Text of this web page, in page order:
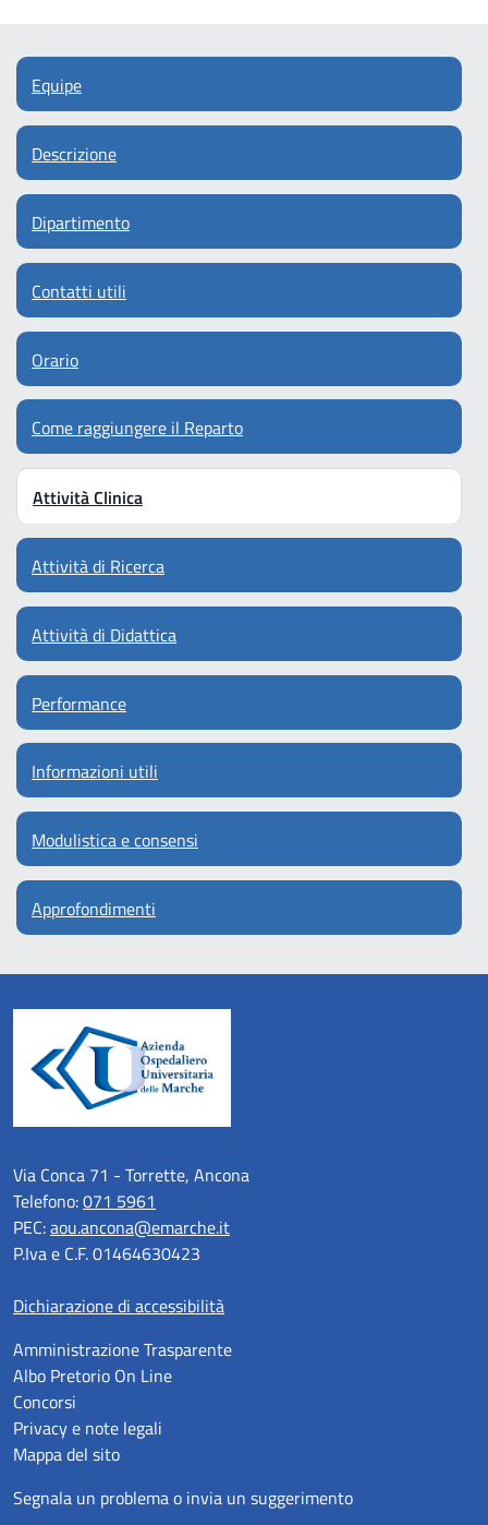
Equipe
Descrizione
Dipartimento
Contatti utili
Orario
Come raggiungere il Reparto
Attività Clinica
Attività di Ricerca
Attività di Didattica
Performance
Informazioni utili
Modulistica e consensi
Approfondimenti
Via Conca 71 - Torrette, Ancona
Telefono:071 5961
PEC:aou.ancona@emarche.it
P.Iva e C.F. 01464630423
Dichiarazione di accessibilità
Amministrazione Trasparente
Albo Pretorio On Line
Concorsi
Privacy e note legali
Mappa del sito
Segnala un problema o invia un suggerimento